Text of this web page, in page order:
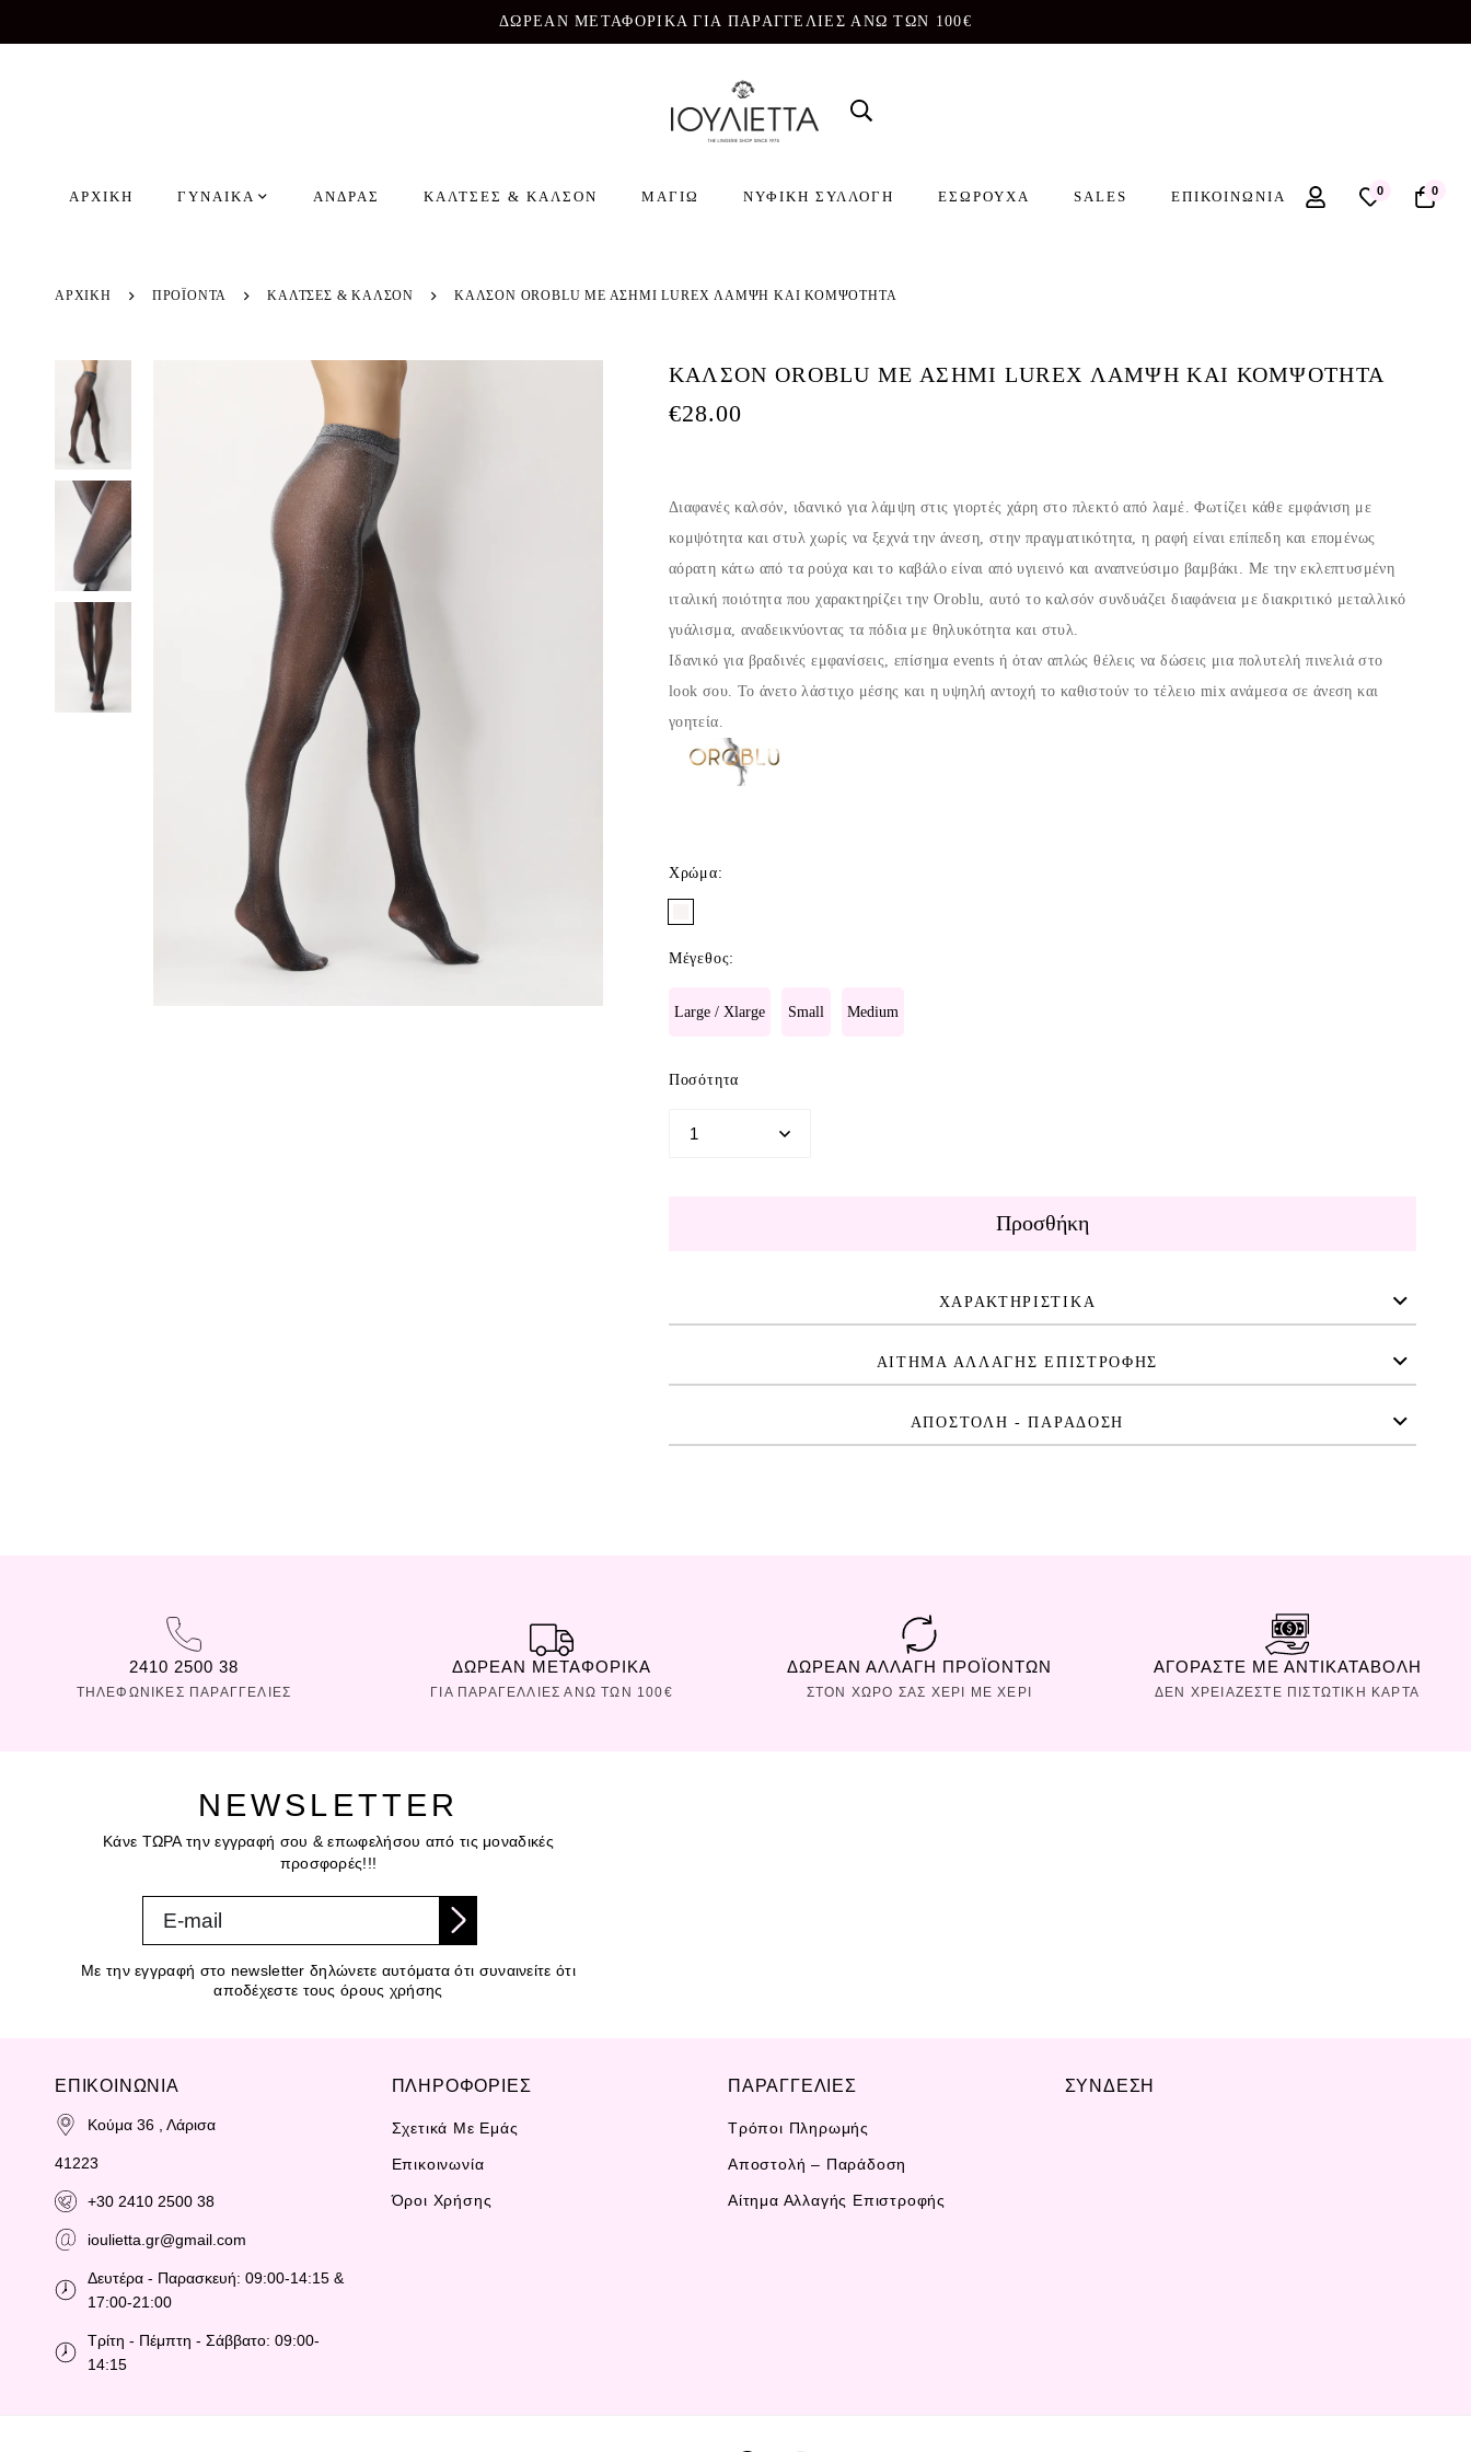
ΔΩΡΕΑΝ ΜΕΤΑΦΟΡΙΚΑ ΓΙΑ ΠΑΡΑΓΓΕΛΙΕΣ ΑΝΩ ΤΩΝ 100€
ΑΡΧΙΚΗ ΓΥΝΑΙΚΑ ΑΝΔΡΑΣ ΚΑΛΤΣΕΣ & ΚΑΛΣΟΝ ΜΑΓΙΩ ΝΥΦΙΚΗ ΣΥΛΛΟΓΗ ΕΣΩΡΟΥΧΑ SALES ΕΠΙΚΟΙΝΩΝΙΑ 0 0
ΑΡΧΙΚΗ ΠΡΟΪΌΝΤΑ ΚΑΛΤΣΕΣ & ΚΑΛΣΟΝ ΚΑΛΣΟΝ OROBLU ΜΕ ΑΣΗΜΙ LUREX ΛΑΜΨΗ ΚΑΙ ΚΟΜΨΟΤΗΤΑ
ΚΑΛΣΟΝ OROBLU ΜΕ ΑΣΗΜΙ LUREX ΛΑΜΨΗ ΚΑΙ ΚΟΜΨΟΤΗΤΑ
€28.00
Διαφανές καλσόν, ιδανικό για λάμψη στις γιορτές χάρη στο πλεκτό από λαμέ. Φωτίζει κάθε εμφάνιση με
κομψότητα και στυλ χωρίς να ξεχνά την άνεση, στην πραγματικότητα, η ραφή είναι επίπεδη και επομένως
αόρατη κάτω από τα ρούχα και το καβάλο είναι από υγιεινό και αναπνεύσιμο βαμβάκι. Με την εκλεπτυσμένη
ιταλική ποιότητα που χαρακτηρίζει την Oroblu, αυτό το καλσόν συνδυάζει διαφάνεια με διακριτικό μεταλλικό
γυάλισμα, αναδεικνύοντας τα πόδια με θηλυκότητα και στυλ.
Ιδανικό για βραδινές εμφανίσεις, επίσημα events ή όταν απλώς θέλεις να δώσεις μια πολυτελή πινελιά στο
look σου. Το άνετο λάστιχο μέσης και η υψηλή αντοχή το καθιστούν το τέλειο mix ανάμεσα σε άνεση και
γοητεία.
Χρώμα:
Μέγεθος:
Large / Xlarge Small Medium
Ποσότητα
Προσθήκη
ΧΑΡΑΚΤΗΡΙΣΤΙΚΑ
ΑΙΤΗΜΑ ΑΛΛΑΓΗΣ ΕΠΙΣΤΡΟΦΗΣ
ΑΠΟΣΤΟΛΗ - ΠΑΡΑΔΟΣΗ
2410 2500 38
ΤΗΛΕΦΩΝΙΚΕΣ ΠΑΡΑΓΓΕΛΙΕΣ
ΔΩΡΕΑΝ ΜΕΤΑΦΟΡΙΚΑ
ΓΙΑ ΠΑΡΑΓΕΛΛΙΕΣ ΑΝΩ ΤΩΝ 100€
ΔΩΡΕΑΝ ΑΛΛΑΓΗ ΠΡΟΪΟΝΤΩΝ
ΣΤΟΝ ΧΩΡΟ ΣAΣ ΧΕΡΙ ΜΕ ΧΕΡΙ
ΑΓΟΡΑΣΤΕ ΜΕ ΑΝΤΙΚΑΤΑΒΟΛΗ
ΔΕΝ ΧΡΕΙΑΖΕΣΤΕ ΠΙΣΤΩΤΙΚΗ ΚΑΡΤΑ
NEWSLETTER
Κάνε ΤΩΡΑ την εγγραφή σου & επωφελήσου από τις μοναδικές
προσφορές!!!
Με την εγγραφή στο newsletter δηλώνετε αυτόματα ότι συναινείτε ότι
αποδέχεστε τους όρους χρήσης
ΕΠΙΚΟΙΝΩΝΙΑ
Κούμα 36 , Λάρισα
41223
+30 2410 2500 38
ioulietta.gr@gmail.com
Δευτέρα - Παρασκευή: 09:00-14:15 &
17:00-21:00
Τρίτη - Πέμπτη - Σάββατο: 09:00-
14:15
ΠΛΗΡΟΦΟΡΙΕΣ
Σχετικά Με Εμάς
Επικοινωνία
Όροι Χρήσης
ΠΑΡΑΓΓΕΛΙΕΣ
Τρόποι Πληρωμής
Αποστολή – Παράδοση
Αίτημα Αλλαγής Επιστροφής
ΣΥΝΔΕΣΗ